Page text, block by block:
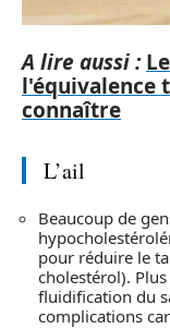
A lire aussi :
l'équivalence
connaître
L’ail
Beaucoup de
pour réduire le
cholestérol).
fluidification du
complications